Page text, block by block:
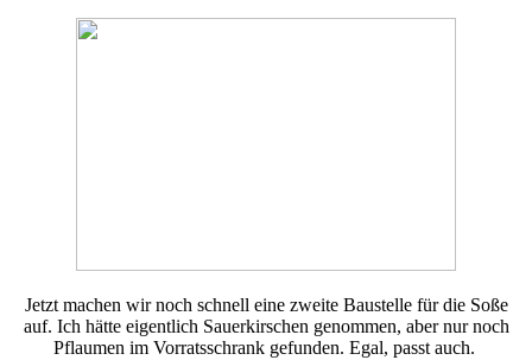
Jetzt machen wir noch schnell eine zweite Baustelle für die Soße
auf. Ich hätte eigentlich Sauerkirschen genommen, aber nur noch
Pflaumen im Vorratsschrank gefunden. Egal, passt auch.